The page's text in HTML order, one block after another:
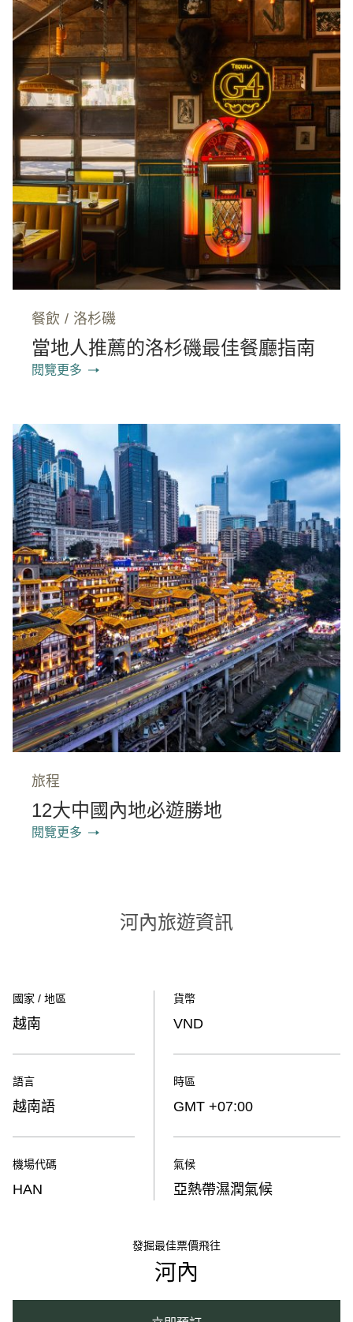
餐飲 / 洛杉磯
當地人推薦的洛杉磯最佳餐廳指南
閱覽更多
旅程
12大中國內地必遊勝地
閱覽更多
河內旅遊資訊
國家 / 地區
越南
語言
越南語
機場代碼
HAN
貨幣
VND
時區
GMT +07:00
氣候
亞熱帶濕潤氣候
發掘最佳票價飛往
河內